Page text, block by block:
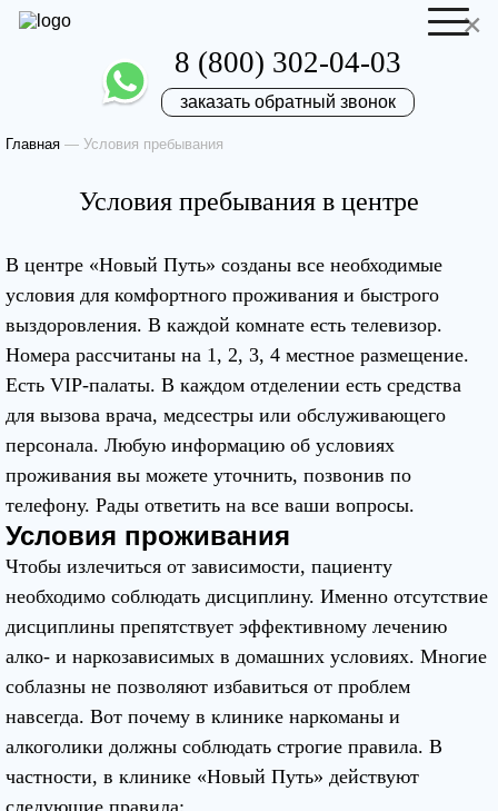
8 (800) 302-04-03
заказать обратный звонок
Главная — Условия пребывания
Условия пребывания в центре
В центре «Новый Путь» созданы все необходимые
условия для комфортного проживания и быстрого
выздоровления. В каждой комнате есть телевизор.
Номера рассчитаны на 1, 2, 3, 4 местное размещение.
Есть VIP-палаты. В каждом отделении есть средства
для вызова врача, медсестры или обслуживающего
персонала. Любую информацию об условиях
проживания вы можете уточнить, позвонив по
телефону. Рады ответить на все ваши вопросы.
Условия проживания
Чтобы излечиться от зависимости, пациенту
необходимо соблюдать дисциплину. Именно отсутствие
дисциплины препятствует эффективному лечению
алко- и наркозависимых в домашних условиях. Многие
соблазны не позволяют избавиться от проблем
навсегда. Вот почему в клинике наркоманы и
алкоголики должны соблюдать строгие правила. В
частности, в клинике «Новый Путь» действуют
следующие правила:
Ваш телефон
Запись на приём
Нажимая кнопку 'Запись на приём' вы соглашаетесьс
политикой конфеденциальностиданного сайта
Ваша заявка
отправлена
Наш врач свяжется с вами в самое
ближайшее время!
Вернуться на главную
Ваш телефон
Прикрепить файл
Отправить резюме
Нажимая кнопку 'Отправить резюме' вы соглашаетесь
политикой конфеденциальностиданного сайта
×